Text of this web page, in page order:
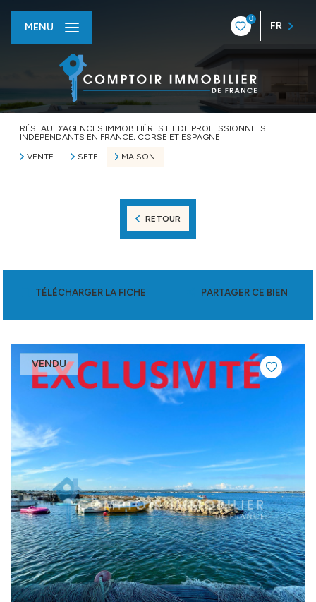
0
FR
MENU
RÉSEAU D’AGENCES IMMOBILIÈRES ET DE PROFESSIONNELS
INDÉPENDANTS EN FRANCE, CORSE ET ESPAGNE
VENTE
SETE MAISON
RETOUR
TÉLÉCHARGER LA FICHE PARTAGER CE BIEN
VENDU